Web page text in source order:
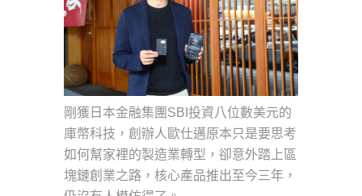
剛獲日本金融集團SBI投資八位數美元的
庫幣科技，創辦人歐仕邁原本只是要思考
如何幫家裡的製造業轉型，卻意外踏上區
塊鏈創業之路，核心產品推出至今三年，